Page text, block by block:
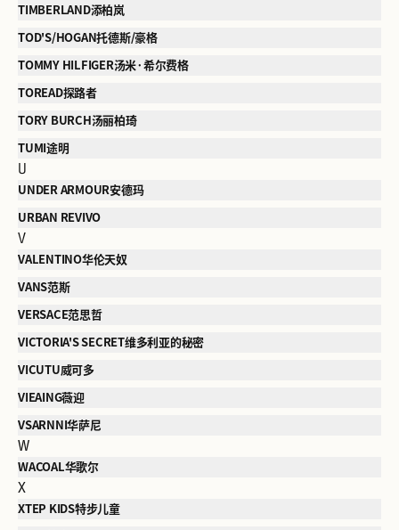
TIMBERLAND添柏岚
TOD'S/HOGAN托德斯/豪格
TOMMY HILFIGER汤米·希尔费格
TOREAD探路者
TORY BURCH汤丽柏琦
TUMI途明
U
UNDER ARMOUR安德玛
URBAN REVIVO
V
VALENTINO华伦天奴
VANS范斯
VERSACE范思哲
VICTORIA'S SECRET维多利亚的秘密
VICUTU威可多
VIEAING薇迎
VSARNNI华萨尼
W
WACOAL华歌尔
X
XTEP KIDS特步儿童